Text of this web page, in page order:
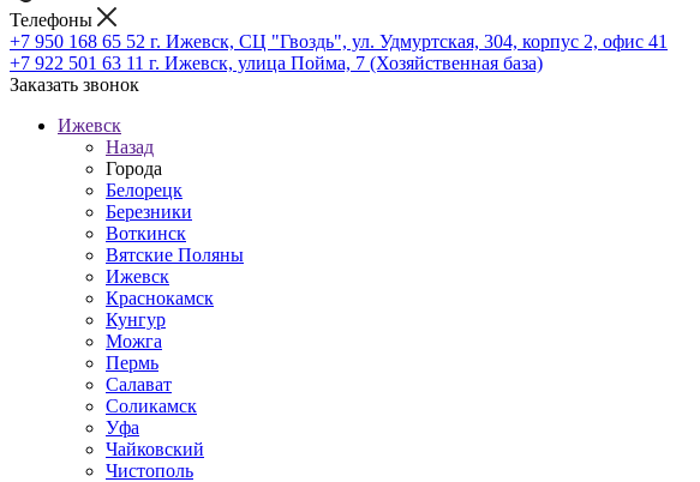
Телефоны
+7 950 168 65 52 г. Ижевск, СЦ "Гвоздь", ул. Удмуртская, 304, корпус 2, офис 41
+7 922 501 63 11 г. Ижевск, улица Пойма, 7 (Хозяйственная база)
Заказать звонок
Ижевск
Назад
Города
Белорецк
Березники
Воткинск
Вятские Поляны
Ижевск
Краснокамск
Кунгур
Можга
Пермь
Салават
Соликамск
Уфа
Чайковский
Чистополь